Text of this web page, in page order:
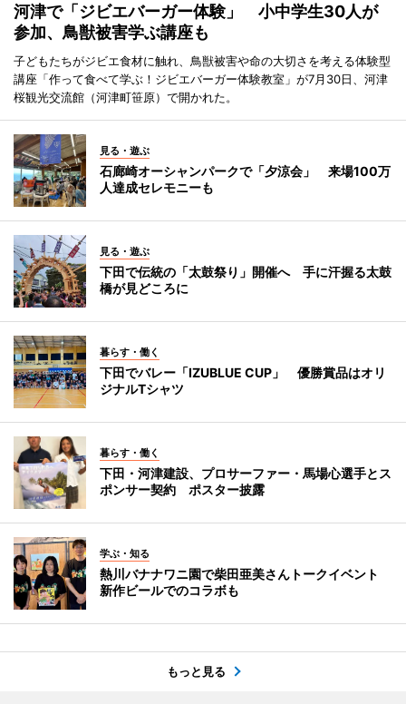
河津で「ジビエバーガー体験」 小中学生30人が
参加、鳥獣被害学ぶ講座も
子どもたちがジビエ食材に触れ、鳥獣被害や命の大切さを考える体験型
講座「作って食べて学ぶ！ジビエバーガー体験教室」が7月30日、河津
桜観光交流館（河津町笹原）で開かれた。
見る・遊ぶ
石廊崎オーシャンパークで「夕涼会」 来場100万
人達成セレモニーも
見る・遊ぶ
下田で伝統の「太鼓祭り」開催へ 手に汗握る太鼓
橋が見どころに
暮らす・働く
下田でバレー「IZUBLUE CUP」 優勝賞品はオリ
ジナルTシャツ
暮らす・働く
下田・河津建設、プロサーファー・馬場心選手とス
ポンサー契約 ポスター披露
学ぶ・知る
熱川バナナワニ園で柴田亜美さんトークイベント
新作ビールでのコラボも
もっと見る